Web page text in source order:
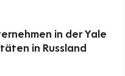
in der Yale
in Russland